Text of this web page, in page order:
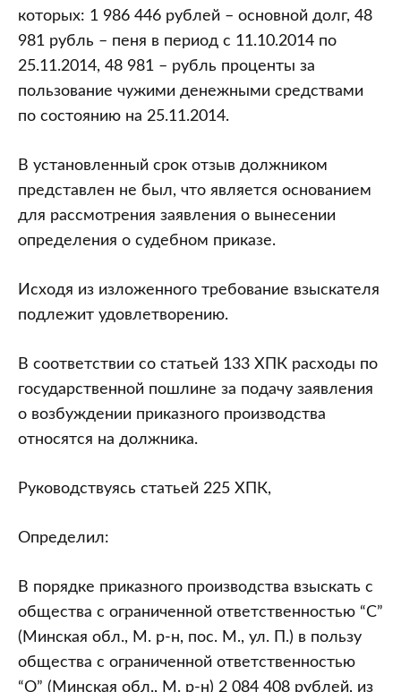
которых: 1 986 446 рублей – основной долг, 48
981 рубль – пеня в период с 11.10.2014 по
25.11.2014, 48 981 – рубль проценты за
пользование чужими денежными средствами
по состоянию на 25.11.2014.
В установленный срок отзыв должником
представлен не был, что является основанием
для рассмотрения заявления о вынесении
определения о судебном приказе.
Исходя из изложенного требование взыскателя
подлежит удовлетворению.
В соответствии со статьей 133 ХПК расходы по
государственной пошлине за подачу заявления
о возбуждении приказного производства
относятся на должника.
Руководствуясь статьей 225 ХПК,
Определил:
В порядке приказного производства взыскать с
общества с ограниченной ответственностью “С”
(Минская обл., М. р-н, пос. М., ул. П.) в пользу
общества с ограниченной ответственностью
“О” (Минская обл., М. р-н) 2 084 408 рублей, из